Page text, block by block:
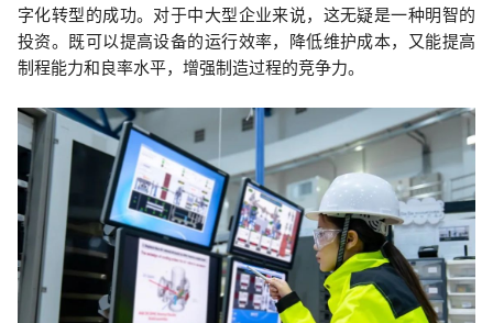
字化转型的成功。对于中大型企业来说，这无疑是一种明智的
投资。既可以提高设备的运行效率，降低维护成本，又能提高
制程能力和良率水平，增强制造过程的竞争力。